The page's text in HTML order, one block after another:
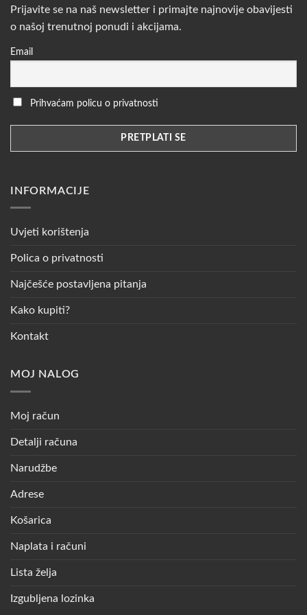
Prijavite se na naš newsletter i primajte najnovije obavijesti
o našoj trenutnoj ponudi i akcijama.
Email
Prihvaćam policu o privatnosti
INFORMACIJE
Uvjeti korištenja
Polica o privatnosti
Najčešće postavljena pitanja
Kako kupiti?
Kontakt
MOJ NALOG
Moj račun
Detalji računa
Narudžbe
Adrese
Košarica
Naplata i računi
Lista želja
Izgubljena lozinka